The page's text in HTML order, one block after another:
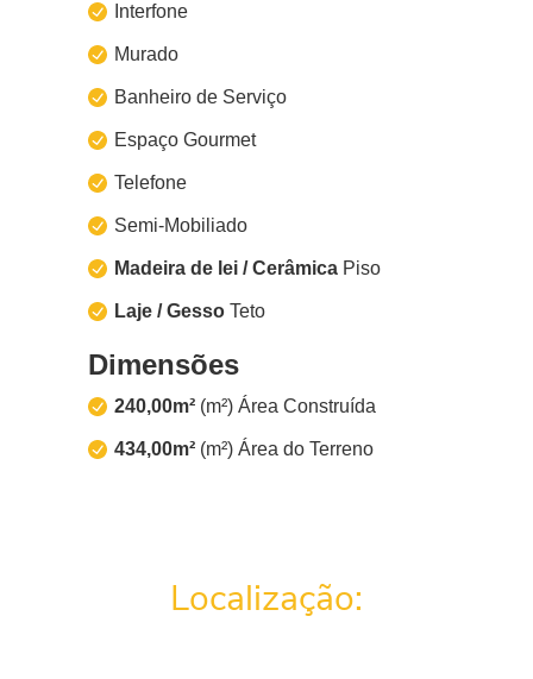
Interfone
Murado
Banheiro de Serviço
Espaço Gourmet
Telefone
Semi-Mobiliado
Madeira de lei / Cerâmica Piso
Laje / Gesso Teto
Dimensões
240,00m² (m²) Área Construída
434,00m² (m²) Área do Terreno
Localização: